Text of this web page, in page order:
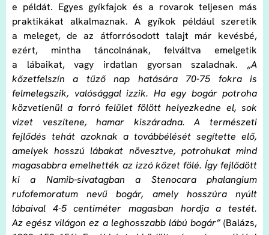
e példát. Egyes gyíkfajok és a rovarok teljesen más
praktikákat alkalmaznak. A gyíkok például szeretik
a meleget, de az átforrósodott talajt már kevésbé,
ezért, mintha táncolnának, felváltva emelgetik
a lábaikat, vagy irdatlan gyorsan szaladnak. „A
kőzetfelszín a tűző nap hatására 70-75 fokra is
felmelegszik, valósággal izzik. Ha egy bogár potroha
közvetlenül a forró felület fölött helyezkedne el, sok
vizet veszítene, hamar kiszáradna. A természeti
fejlődés tehát azoknak a továbbélését segítette elő,
amelyek hosszú lábakat növesztve, potrohukat mind
magasabbra emelhették az izzó kőzet fölé. Így fejlődött
ki a Namib-sivatagban a Stenocara phalangium
rufofemoratum nevű bogár, amely hosszúra nyúlt
lábaival 4-5 centiméter magasban hordja a testét.
Az egész világon ez a leghosszabb lábú bogár”(Balázs,